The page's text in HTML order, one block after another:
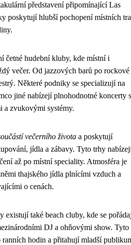
představení připomínající Las
poskytují hlubší pochopení místních
četné hudební kluby, kde místní i
večer. Od jazzových barů po rockové
Některé podniky se specializují na
jiné nabízejí plnohodnotné koncerty s
a zvukovými systémy.
večerního života a poskytují
jídla a zábavy. Tyto trhy
až po místní speciality. Atmosféra je
thajského jídla plnícími vzduch a
o cenách.
existují také beach cluby, kde se
DJ a ohňovými show. Tyto
ranních hodin a přitahují mladší